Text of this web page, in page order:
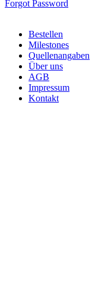
Forgot Password
Bestellen
Milestones
Quellenangaben
Über uns
AGB
Impressum
Kontakt